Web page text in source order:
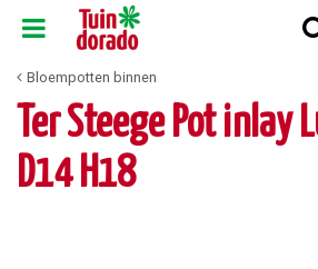
Bloempotten binnen
Ter Steege Pot inlay
D14 H18